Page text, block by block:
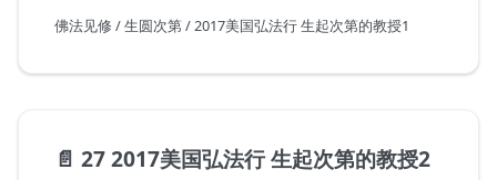
佛法见修 / 生圆次第 / 2017美国弘法行 生起次第的教授1
📄️ 27 2017美国弘法行 生起次第的教授2